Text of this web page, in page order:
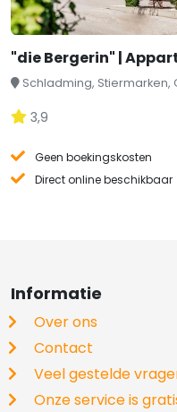
"die Bergerin" |
Schladming, Stiermarken,
3,9
Geen boekingskosten
Direct online beschikbaar
Informatie
Over ons
Contact
Veel gestelde
Onze service is